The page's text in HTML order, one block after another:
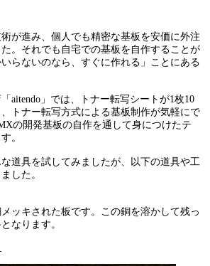
が進み、個人でも精密な基板を安価に外注
。それでも自宅での基板を自作することが
らないのなら、すぐに作れる」ことにある
aitendo」では、トナー転写シートが1枚10
トナー転写方式による基板制作が気軽にで
の開発基板の自作を通して身につけたテ
。
道具を試してみましたが、以下の道具や工
した。
ッキされた板です。この銅を溶かして残っ
なります。